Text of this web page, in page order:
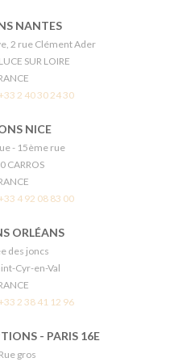
NANTES
2 rue Clément Ader
SUR LOIRE
2 40 30 24 30
NICE
- 15ème rue
CARROS
4 92 08 83 00
ORLÉANS
des joncs
Cyr-en-Val
2 38 41 12 96
- PARIS 16E
gros